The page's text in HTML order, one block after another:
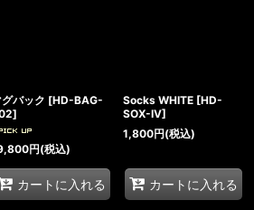
グバック [HD-BAG-
]
円(税込)
カートに入れる
Socks WHITE [HD-
SOX-IV]
1,800円(税込)
カートに入れる